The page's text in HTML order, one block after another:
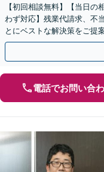
【初回相談無料】【当日
わず対応】残業代請求、不
とにベストな解決策をご提
心の料金体系】
電話でお問い合